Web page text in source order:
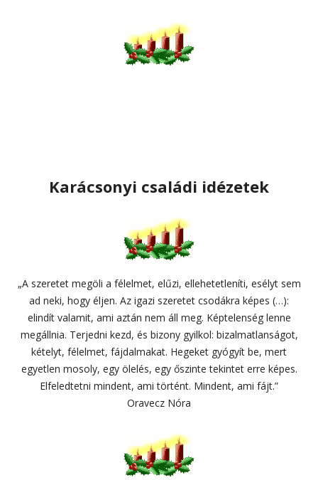
Karácsonyi családi idézetek
„A szeretet megöli a félelmet, elűzi, ellehetetleníti, esélyt sem
ad neki, hogy éljen. Az igazi szeretet csodákra képes (…):
elindít valamit, ami aztán nem áll meg. Képtelenség lenne
megállnia. Terjedni kezd, és bizony gyilkol: bizalmatlanságot,
kételyt, félelmet, fájdalmakat. Hegeket gyógyít be, mert
egyetlen mosoly, egy ölelés, egy őszinte tekintet erre képes.
Elfeledtetni mindent, ami történt. Mindent, ami fájt.”
Oravecz Nóra